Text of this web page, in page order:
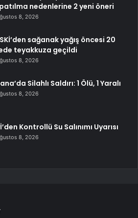
nedenlerine 2 yeni öneri
8, 2026
sağanak yağış öncesi 20
teyakkuza geçildi
8, 2026
Silahlı Saldırı: 1 Ölü, 1 Yaralı
8, 2026
Kontrollü Su Salınımı Uyarısı
8, 2026